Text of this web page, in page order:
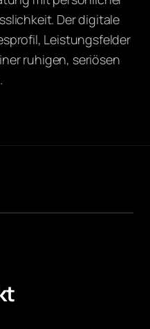
Der digitale
Leistungsfelder
ruhigen, seriösen